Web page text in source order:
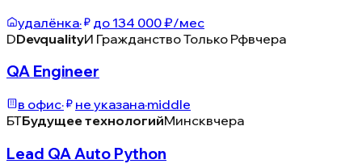
удалёнка·
до 134 000 ₽/мес
DDevqualityИ Гражданство Только Рфвчера
QA Engineer
в офис· не указана·middle
БТБудущее технологийМинсквчера
Lead QA Auto Python